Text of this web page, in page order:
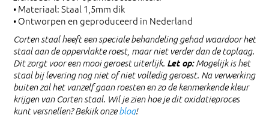
• Materiaal: Staal 1,5mm dik
• Ontworpen en geproduceerd in Nederland
Corten staal heeft een speciale behandeling gehad waardoor het
staal aan de oppervlakte roest, maar niet verder dan de toplaag.
Dit zorgt voor een mooi geroest uiterlijk. Let op:Mogelijk is het
staal bij levering nog niet of niet volledig geroest. Na verwerking
buiten zal het vanzelf gaan roesten en zo de kenmerkende kleur
krijgen van Corten staal. Wil je zien hoe je dit oxidatieproces
kunt versnellen? Bekijk onzeblog!